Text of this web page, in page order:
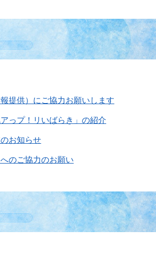
提供）にご協力お願いします
っプ！リいばらき」の紹介
お知らせ
のご協力のお願い